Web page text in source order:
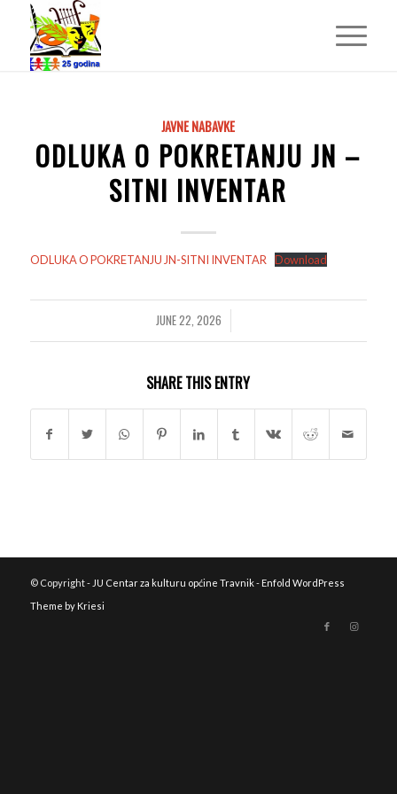
JAVNE NABAVKE
ODLUKA O POKRETANJU JN –
SITNI INVENTAR
ODLUKA O POKRETANJU JN-SITNI INVENTAR Download
JUNE 22, 2026
/
SHARE THIS ENTRY
© Copyright - JU Centar za kulturu općine Travnik- Enfold WordPress
Theme by Kriesi